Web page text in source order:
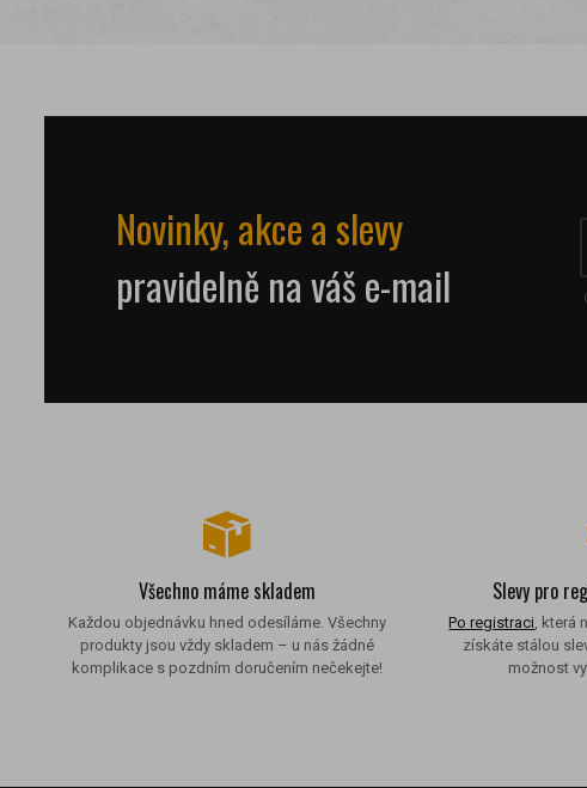
Novinky, akce a slevy
pravidelně na váš e-mail
Všechno máme skladem
Každou objednávku hned odesíláme. Všechny
produkty jsou vždy skladem – u nás žádné
komplikace s pozdním doručením nečekejte!
Slevy pro
Po registraci, která
získáte stálou
možnost